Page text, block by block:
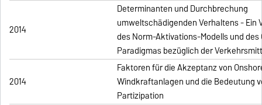
2014
Determinanten und Durchbrechung
umweltschädigenden Verhaltens - Ein
des Norm-Aktivations-Modells und des
Paradigmas bezüglich der
2014
Faktoren für die Akzeptanz von
Windkraftanlagen und die Bedeutung
Partizipation